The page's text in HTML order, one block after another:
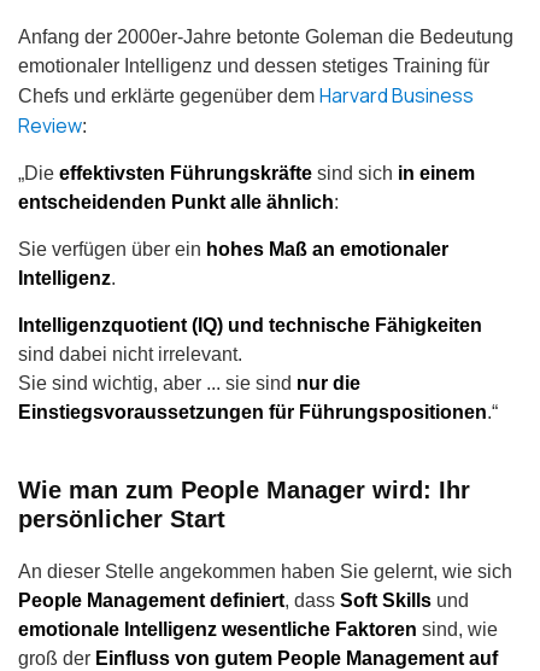
Anfang der 2000er-Jahre betonte Goleman die Bedeutung
emotionaler Intelligenz und dessen stetiges Training für
Chefs und erklärte gegenüber dem Harvard Business
Review:
„Die effektivsten Führungskräfte sind sich in einem
entscheidenden Punkt alle ähnlich:
Sie verfügen über ein hohes Maß an emotionaler
Intelligenz.
Intelligenzquotient (IQ) und technische Fähigkeiten
sind dabei nicht irrelevant.
Sie sind wichtig, aber ... sie sind nur die
Einstiegsvoraussetzungen für Führungspositionen.“
Wie man zum People Manager wird: Ihr
persönlicher Start
An dieser Stelle angekommen haben Sie gelernt, wie sich
People Management definiert, dass Soft Skills und
emotionale Intelligenz wesentliche Faktoren sind, wie
groß der Einfluss von gutem People Management auf